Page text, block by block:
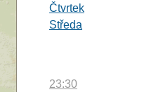
Čtvrtek
Středa
23:30